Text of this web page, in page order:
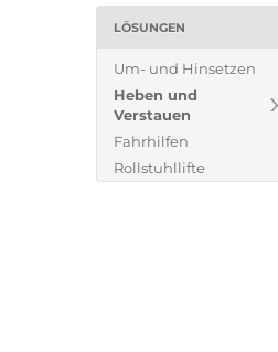
LÖSUNGEN
Um- und Hinsetzen
Heben und
Verstauen
Fahrhilfen
Rollstuhllifte